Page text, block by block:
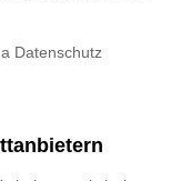
Datenschutz